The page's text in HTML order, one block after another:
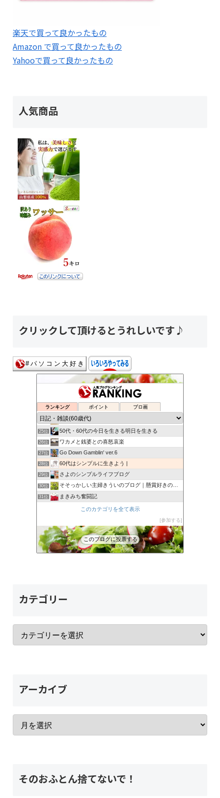
楽天で買って良かったもの
Amazon で買って良かったもの
Yahooで買って良かったもの
人気商品
クリックして頂けるとうれしいです♪
ランキング ポイント ブロ画
日々新たに
今日とこれからと
23位 B_type
24位 一に家族、二に健康、三四がお馬で、五に仕事。
25位 50代・60代の今日を生きる明日を生きる
26位 ワカメと銭婆との喜怒哀楽
27位 Go Down Gamblin' ver.6
28位 60代はシンプルに生きよう |
29位 さよのシンプルライフブログ
30位 そそっかしい主婦きういのブログ｜懸賞好きの忙しい主婦です。
31位 まきみち奮闘記
６１歳BABAの悪あがき
34位 ふるねこ日記
35位 還暦過ぎたら
このカテゴリを全て表示
参加する
このブログに投票する
カテゴリー
アーカイブ
そのおふとん捨てないで！